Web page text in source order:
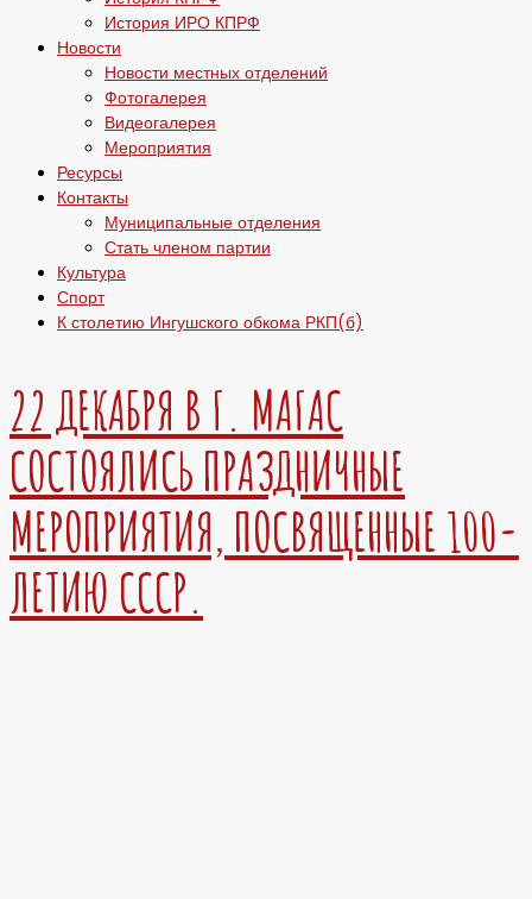
История ИРО КПРФ
Новости
Новости местных отделений
Фотогалерея
Видеогалерея
Мероприятия
Ресурсы
Контакты
Муниципальные отделения
Стать членом партии
Культура
Спорт
К столетию Ингушского обкома РКП(б)
22 ДЕКАБРЯ В Г. МАГАС
СОСТОЯЛИСЬ ПРАЗДНИЧНЫЕ
МЕРОПРИЯТИЯ, ПОСВЯЩЕННЫЕ 100-
ЛЕТИЮ СССР.